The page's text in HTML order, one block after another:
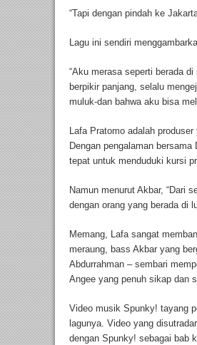
“Tapi dengan pindah ke
Lagu ini sendiri
“Aku merasa seperti berada
berpikir panjang, selalu
muluk-dan bahwa aku bisa
Lafa Pratomo adalah
Dengan pengalaman
tepat untuk menduduki kursi
Namun menurut Akbar, “Dari
dengan orang yang berada di
Memang, Lafa sangat
meraung, bass Akbar yang
Abdurrahman – sembari
Angee yang penuh sikap dan
Video musik Spunky! tayang
lagunya. Video yang
dengan Spunky! sebagai bab